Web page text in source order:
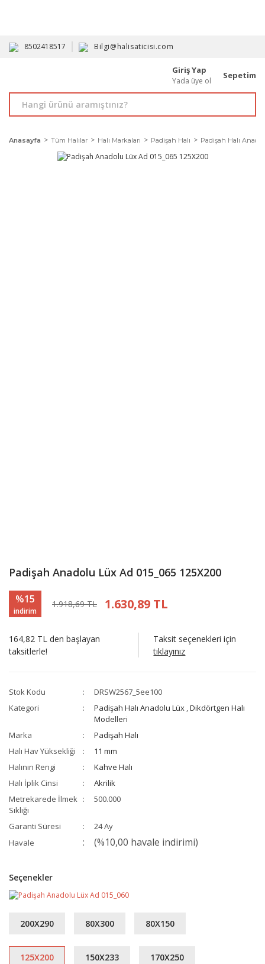
8502418517 Bilgi@halisaticisi.com
Giriş Yap
Yada üye ol
Sepetim
Anasayfa Tüm Halılar Halı Markaları Padişah Halı Padişah Halı
Padişah Anadolu Lüx Ad 015_065 125X200
%15
indirim
1.918,69 TL 1.630,89 TL
164,82 TL den başlayan
taksitlerle!
Taksit seçenekleri için
tıklayınız
Stok Kodu
DRSW2567_5ee100
Kategori
Padişah Halı Anadolu Lüx ,Dikdörtgen Halı
Modelleri
Marka
Padişah Halı
Halı Hav Yüksekliği
11 mm
Halının Rengi
Kahve Halı
Halı İplik Cinsi
Akrilik
Metrekarede İlmek
Sıklığı
500.000
Garanti Süresi
24 Ay
Havale
(%10,00 havale indirimi)
Seçenekler
200X290 80X300 80X150
125X200 150X233 170X250